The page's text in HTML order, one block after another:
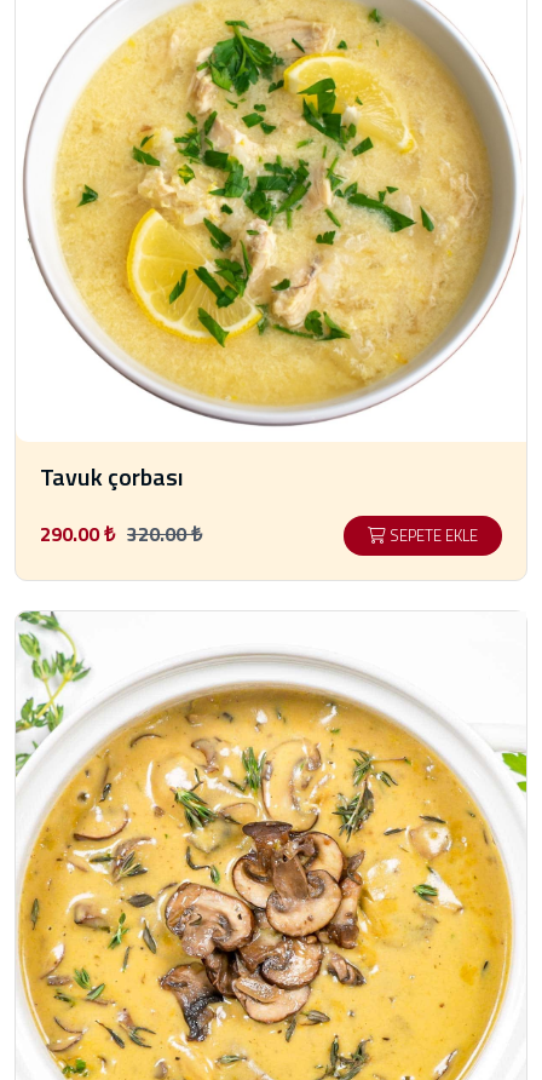
Tavuk çorbası
290.00 ₺ 320.00 ₺ SEPETE EKLE